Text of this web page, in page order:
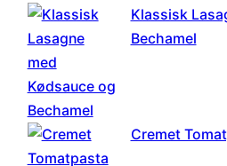
Klassisk
Bechamel
Cremet